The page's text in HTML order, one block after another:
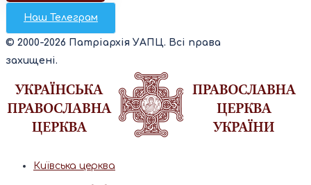
Наш Телеграм
© 2000-2026 Патріархія УАПЦ. Всі права
захищені.
Київська церква